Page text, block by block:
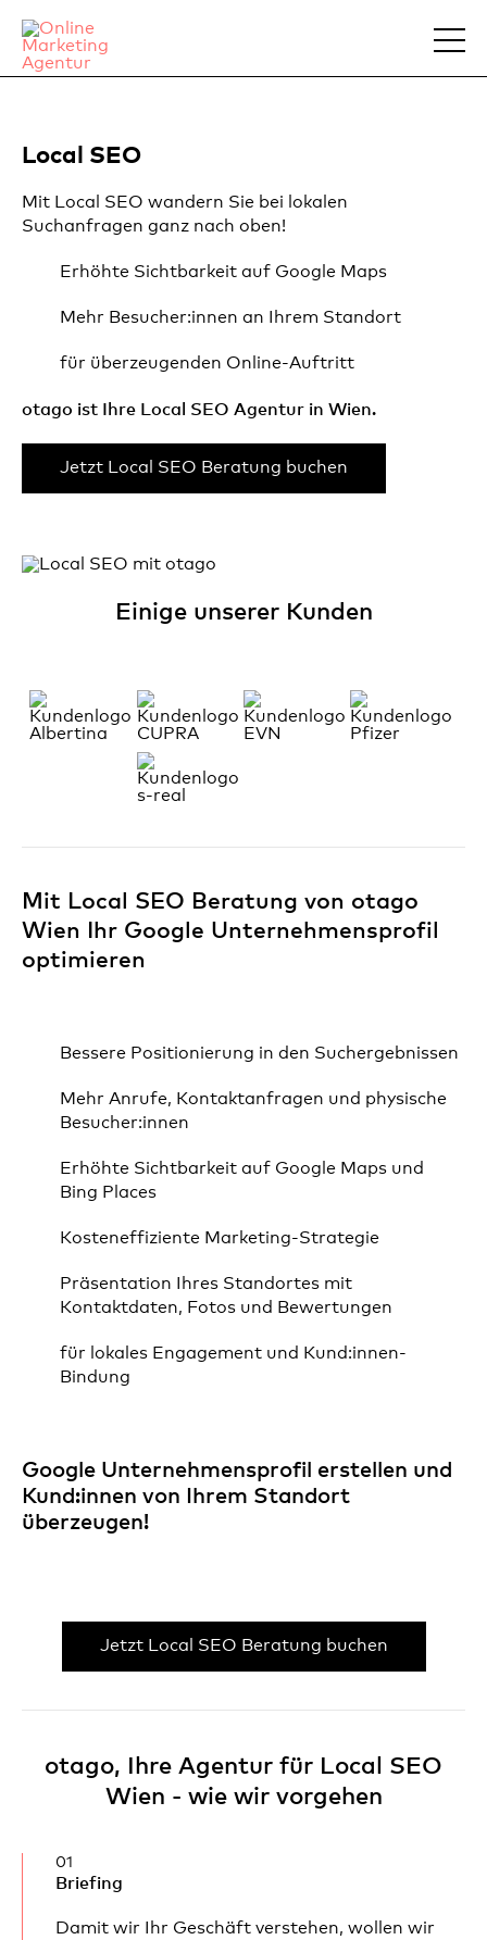
Local SEO
Mit Local SEO wandern Sie bei lokalen
Suchanfragen ganz nach oben!
Erhöhte Sichtbarkeit auf Google Maps
Mehr Besucher:innen an Ihrem Standort
für überzeugenden Online-Auftritt
otago ist Ihre Local SEO Agentur in Wien.
Jetzt Local SEO Beratung buchen
Einige unserer Kunden
Mit Local SEO Beratung von otago
Wien Ihr Google Unternehmensprofil
optimieren
Bessere Positionierung in den Suchergebnissen
Mehr Anrufe, Kontaktanfragen und physische
Besucher:innen
Erhöhte Sichtbarkeit auf Google Maps und
Bing Places
Kosteneffiziente Marketing-Strategie
Präsentation Ihres Standortes mit
Kontaktdaten, Fotos und Bewertungen
für lokales Engagement und Kund:innen-
Bindung
Google Unternehmensprofil erstellen und
Kund:innen von Ihrem Standort
überzeugen!
Jetzt Local SEO Beratung buchen
otago, Ihre Agentur für Local SEO
Wien - wie wir vorgehen
01
Briefing
Damit wir Ihr Geschäft verstehen, wollen wir